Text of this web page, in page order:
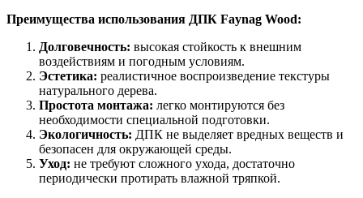
Преимущества использования ДПК Faynag Wood:
Долговечность: высокая стойкость к внешним
воздействиям и погодным условиям.
Эстетика: реалистичное воспроизведение текстуры
натурального дерева.
Простота монтажа: легко монтируются без
необходимости специальной подготовки.
Экологичность: ДПК не выделяет вредных веществ и
безопасен для окружающей среды.
Уход: не требуют сложного ухода, достаточно
периодически протирать влажной тряпкой.